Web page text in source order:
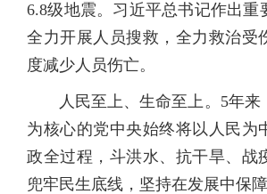
6.8级地震。习近平总书记作出重
全力开展人员搜救，全力救治受
度减少人员伤亡。
人民至上、生命至上。5年来
为核心的党中央始终将以人民为
政全过程，斗洪水、抗干旱、战
兜牢民生底线，坚持在发展中保